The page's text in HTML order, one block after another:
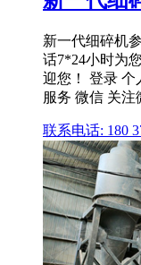
新一代细碎机
话7*24小时为
迎您！ 登录 个
服务 微信 关注
联系电话: 180